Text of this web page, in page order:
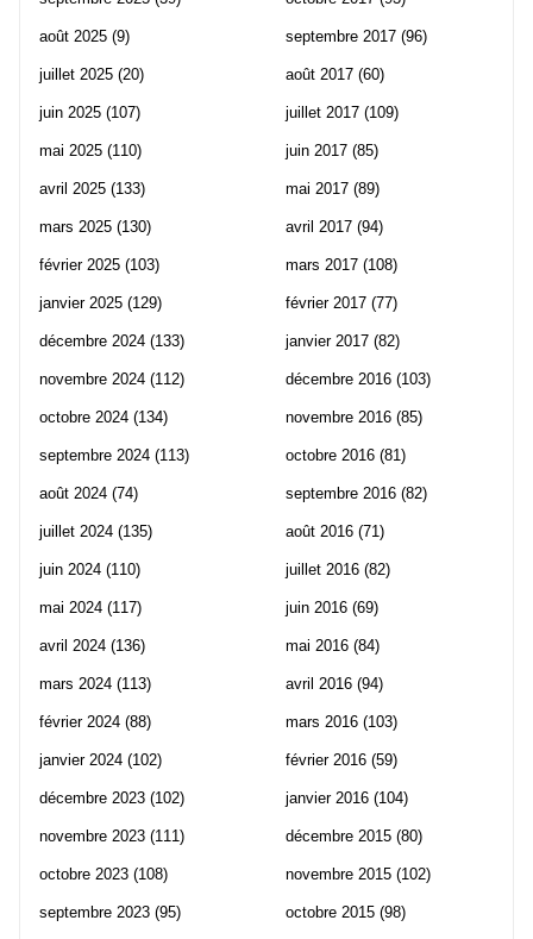
août 2025 (9)
juillet 2025 (20)
juin 2025 (107)
mai 2025 (110)
avril 2025 (133)
mars 2025 (130)
février 2025 (103)
janvier 2025 (129)
décembre 2024 (133)
novembre 2024 (112)
octobre 2024 (134)
septembre 2024 (113)
août 2024 (74)
juillet 2024 (135)
juin 2024 (110)
mai 2024 (117)
avril 2024 (136)
mars 2024 (113)
février 2024 (88)
janvier 2024 (102)
décembre 2023 (102)
novembre 2023 (111)
octobre 2023 (108)
septembre 2023 (95)
septembre 2017 (96)
août 2017 (60)
juillet 2017 (109)
juin 2017 (85)
mai 2017 (89)
avril 2017 (94)
mars 2017 (108)
février 2017 (77)
janvier 2017 (82)
décembre 2016 (103)
novembre 2016 (85)
octobre 2016 (81)
septembre 2016 (82)
août 2016 (71)
juillet 2016 (82)
juin 2016 (69)
mai 2016 (84)
avril 2016 (94)
mars 2016 (103)
février 2016 (59)
janvier 2016 (104)
décembre 2015 (80)
novembre 2015 (102)
octobre 2015 (98)